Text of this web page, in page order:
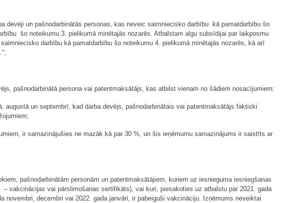
devēji un pašnodarbinātās personas, kas neveic saimniecisko darbību kā pamatdarbību šo
šo noteikumu 3. pielikumā minētajās nozarēs. Atbalstam algu subsīdijai par laikposmu
darbību kā pamatdarbību šo noteikumu 4. pielikumā minētajās nozarēs, kā arī
pašnodarbinātā persona vai patentmaksātājs, kas atbilst vienam no šādiem nosacījumiem:
un septembrī, kad darba devējs, pašnodarbinātais vai patentmaksātājs faktiski
ir samazinājušies ne mazāk kā par 30 %, un šis ieņēmumu samazinājums ir saistīts ar
pašnodarbinātām personām un patentmaksātājiem, kuriem uz iesnieguma iesniegšanas
vakcinācijas vai pārslimošanas sertifikāts), vai kuri, piesakoties uz atbalstu par 2021. gada
decembri vai 2022. gada janvāri, ir pabeiguši vakcināciju. Izņēmums neveiktai